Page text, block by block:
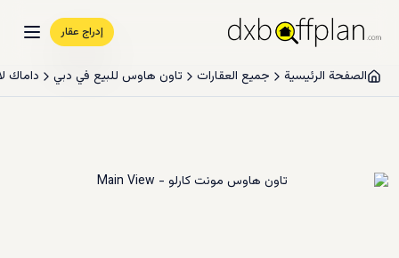
إدراج عقار
الصفحة الرئيسية جميع العقارات تاون هاوس للبيع في دبي داماك